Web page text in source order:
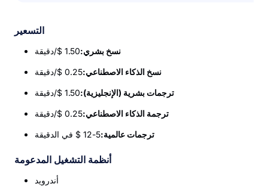
التسعير
نسخ بشري:1.50 $/دقيقة
نسخ الذكاء الاصطناعي:0.25 $/دقيقة
ترجمات بشرية (الإنجليزية):1.50 $/دقيقة
ترجمة الذكاء الاصطناعي:0.25 $/دقيقة
ترجمات عالمية:5-12 $ في الدقيقة
أنظمة التشغيل المدعومة
أندرويد